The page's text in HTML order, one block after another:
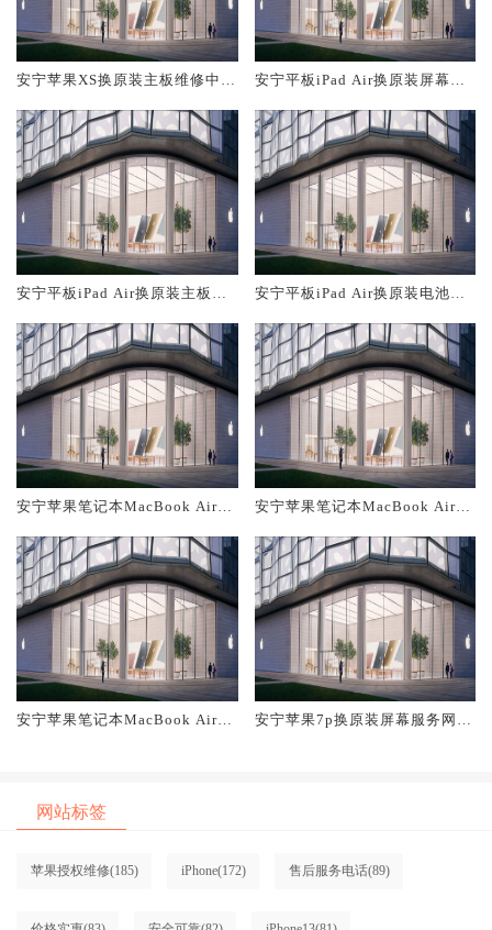
安宁苹果XS换原装主板维修中心
安宁平板iPad Air换原装屏幕服
安宁平板iPad Air换原装主板维
安宁平板iPad Air换原装电池维
安宁苹果笔记本MacBook Air换
安宁苹果笔记本MacBook Air换
安宁苹果笔记本MacBook Air换
安宁苹果7p换原装屏幕服务网点
网站标签
苹果授权维修(185) iPhone(172) 售后服务电话(89)